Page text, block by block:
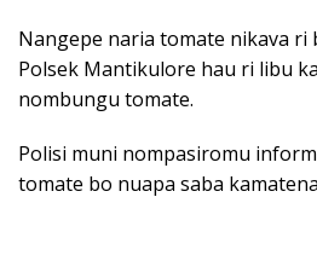
Nangepe naria tomate nikava ri
Polsek Mantikulore hau ri libu
nombungu tomate.
Polisi muni nompasiromu
tomate bo nuapa saba